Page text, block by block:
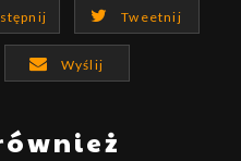
Tweetnij
Wyślij